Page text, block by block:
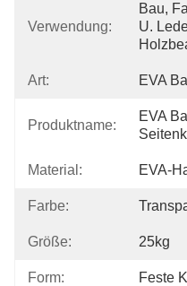
Verwendung:
Bau,
U.
Art: EVA
Produktname:
EVA
Material: EVA-
Farbe:
Größe: 25kg
Form: Feste